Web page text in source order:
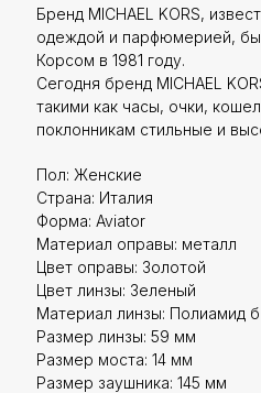
Бренд MICHAEL KORS,
одеждой и парфюмерией,
Корсом в 1981 году.
Сегодня бренд MICHAEL
такими как часы, очки,
поклонникам стильные и
Пол: Женские
Страна: Италия
Форма: Aviator
Материал оправы: металл
Цвет оправы: Золотой
Цвет линзы: Зеленый
Материал линзы: Полиамид
Размер линзы: 59 мм
Размер моста: 14 мм
Размер заушника: 145 мм